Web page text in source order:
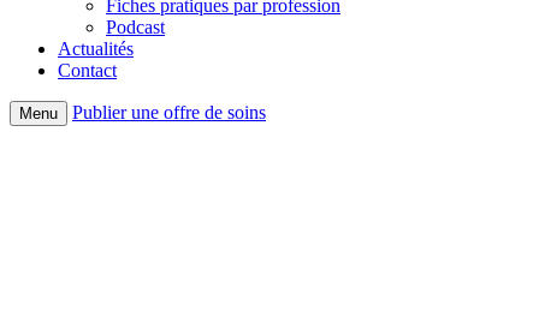
Fiches pratiques par profession
Podcast
Actualités
Contact
Menu Publier une offre de soins